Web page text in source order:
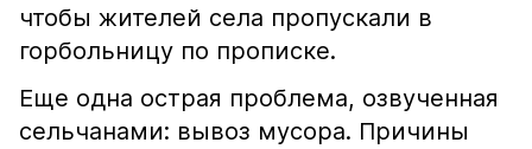
чтобы жителей села пропускали в
горбольницу по прописке.
Еще одна острая проблема, озвученная
сельчанами: вывоз мусора. Причины